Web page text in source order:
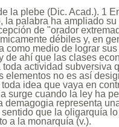
la plebe (Dic. Acad.). 1
la palabra ha ampliado
de "orador
débiles y, en
como medio de lograr
de ahí que las clases
actividad subversiva
elementos no es así
idea que vaya en
surge cuando la ley ha
demagogia representa
que la oligarquía
a la monarquía (v.).